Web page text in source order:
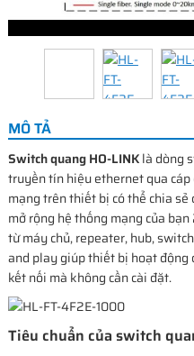
MÔ TẢ
Switch quang HO-LINKlà dòng
truyền tín hiệu ethernet qua cáp
mạng trên thiết bị có thể chia sẻ
mở rộng hệ thống mạng của
từ máy chủ, repeater, hub,
and play giúp thiết bị hoạt động
kết nối mà không cần cài đặt.
Tiêu chuẩn của switch